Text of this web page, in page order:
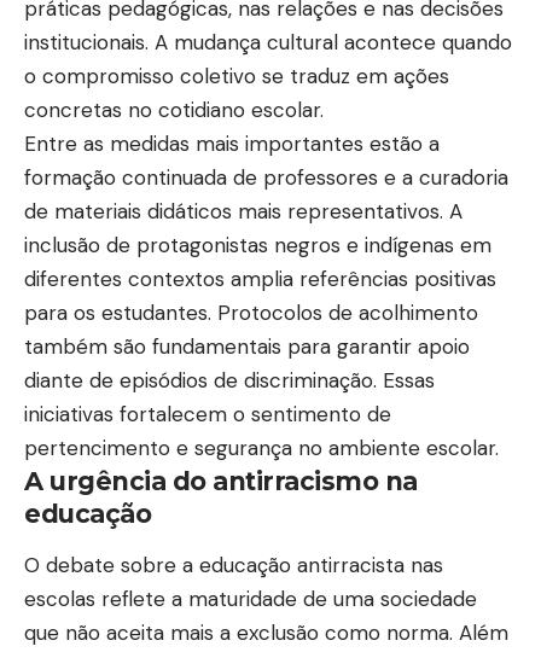
práticas pedagógicas, nas relações e nas decisões
institucionais. A mudança cultural acontece quando
o compromisso coletivo se traduz em ações
concretas no cotidiano escolar.
Entre as medidas mais importantes estão a
formação continuada de professores e a curadoria
de materiais didáticos mais representativos. A
inclusão de protagonistas negros e indígenas em
diferentes contextos amplia referências positivas
para os estudantes. Protocolos de acolhimento
também são fundamentais para garantir apoio
diante de episódios de discriminação. Essas
iniciativas fortalecem o sentimento de
pertencimento e segurança no ambiente escolar.
A urgência do antirracismo na
educação
O debate sobre a educação antirracista nas
escolas reflete a maturidade de uma sociedade
que não aceita mais a exclusão como norma. Além